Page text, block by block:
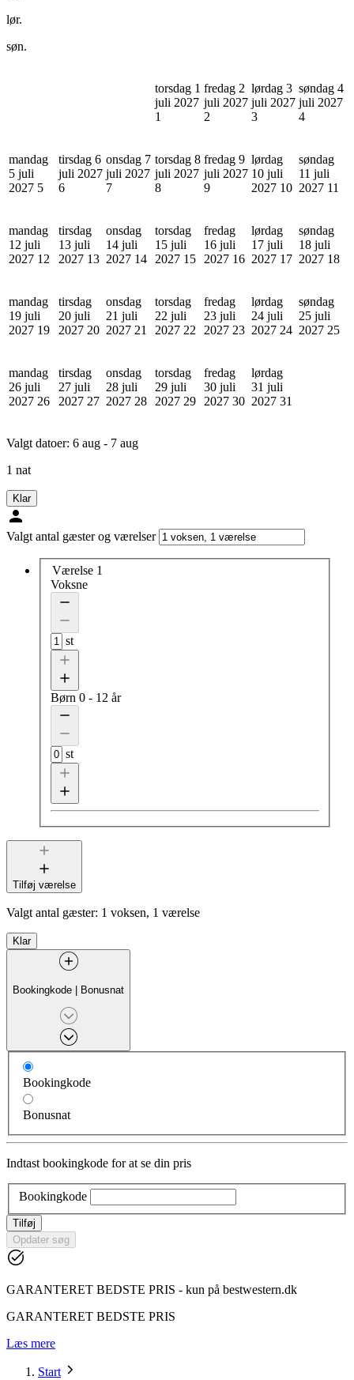
lør.
søn.
torsdag 1
juli 2027
1
fredag 2
juli 2027
2
lørdag 3
juli 2027
3
søndag 4
juli 2027
4
mandag
5 juli
2027 5
tirsdag 6
juli 2027
6
onsdag 7
juli 2027
7
torsdag 8
juli 2027
8
fredag 9
juli 2027
9
lørdag
10 juli
2027 10
søndag
11 juli
2027 11
mandag
12 juli
2027 12
tirsdag
13 juli
2027 13
onsdag
14 juli
2027 14
torsdag
15 juli
2027 15
fredag
16 juli
2027 16
lørdag
17 juli
2027 17
søndag
18 juli
2027 18
mandag
19 juli
2027 19
tirsdag
20 juli
2027 20
onsdag
21 juli
2027 21
torsdag
22 juli
2027 22
fredag
23 juli
2027 23
lørdag
24 juli
2027 24
søndag
25 juli
2027 25
mandag
26 juli
2027 26
tirsdag
27 juli
2027 27
onsdag
28 juli
2027 28
torsdag
29 juli
2027 29
fredag
30 juli
2027 30
lørdag
31 juli
2027 31
Valgt datoer: 6 aug - 7 aug
1 nat
Klar
Valgt antal gæster og værelser
Værelse 1
Voksne
st
Børn 0 - 12 år
st
Tilføj værelse
Valgt antal gæster: 1 voksen, 1 værelse
Klar
Bookingkode | Bonusnat
Bookingkode
Bonusnat
Indtast bookingkode for at se din pris
Bookingkode
Tilføj
Opdater søg
GARANTERET BEDSTE PRIS - kun på bestwestern.dk
GARANTERET BEDSTE PRIS
Læs mere
Start